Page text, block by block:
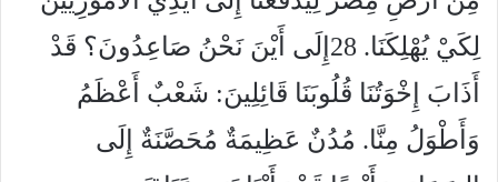
لِكَيْ يُهْلِكَنَا. 28إِلَى أَيْنَ نَحْنُ صَاعِدُونَ؟ قَدْ
أَذَابَ إِخْوَتُنَا قُلُوبَنَا قَائِلِينَ: شَعْبٌ أَعْظَمُ
وَأَطْوَلُ مِنَّا. مُدُنٌ عَظِيمَةٌ مُحَصَّنَةٌ إِلَى